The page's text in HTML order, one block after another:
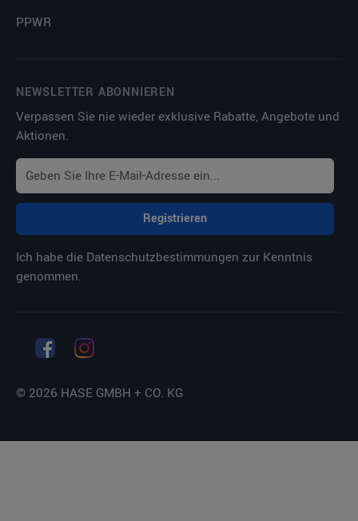
PPWR
NEWSLETTER ABONNIEREN
Verpassen Sie nie wieder exklusive Rabatte, Angebote und
Aktionen.
Registrieren
Ich habe die Datenschutzbestimmungen zur Kenntnis
genommen.
© 2026 HASE GMBH + CO. KG